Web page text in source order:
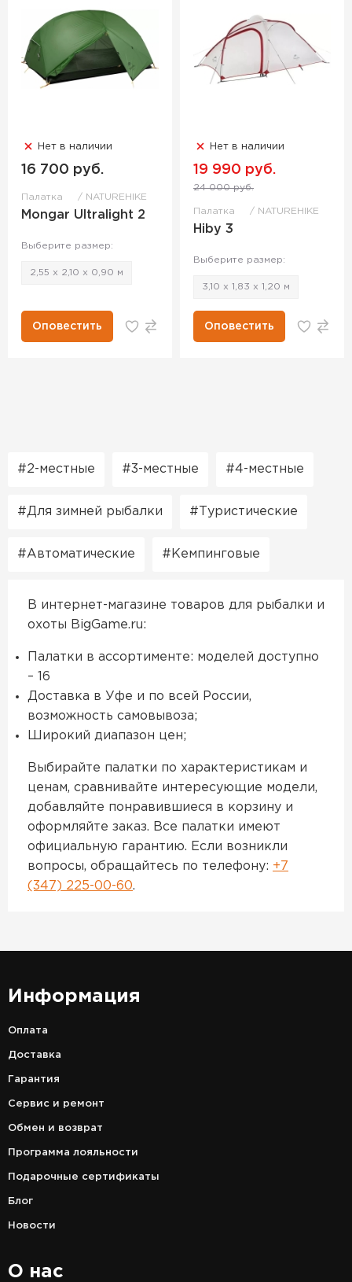
Нет в наличии
16 700 руб.
Палатка NATUREHIKE
Mongar Ultralight 2
Выберите размер:
2,55 х 2,10 х 0,90 м
Оповестить
Нет в наличии
19 990 руб.
24 000 руб.
Палатка NATUREHIKE
Hiby 3
Выберите размер:
3,10 х 1,83 х 1,20 м
Оповестить
2-местные 3-местные 4-местные
Для зимней рыбалки Туристические
Автоматические Кемпинговые
В интернет-магазине товаров для рыбалки и
охоты BigGame.ru:
Палатки в ассортименте: моделей доступно
– 16
Доставка в Уфе и по всей России,
возможность самовывоза;
Широкий диапазон цен;
Выбирайте палатки по характеристикам и
ценам, сравнивайте интересующие модели,
добавляйте понравившиеся в корзину и
оформляйте заказ. Все палатки имеют
официальную гарантию. Если возникли
вопросы, обращайтесь по телефону: +7
(347) 225-00-60.
Информация
Оплата
Доставка
Гарантия
Сервис и ремонт
Обмен и возврат
Программа лояльности
Подарочные сертификаты
Блог
Новости
О нас